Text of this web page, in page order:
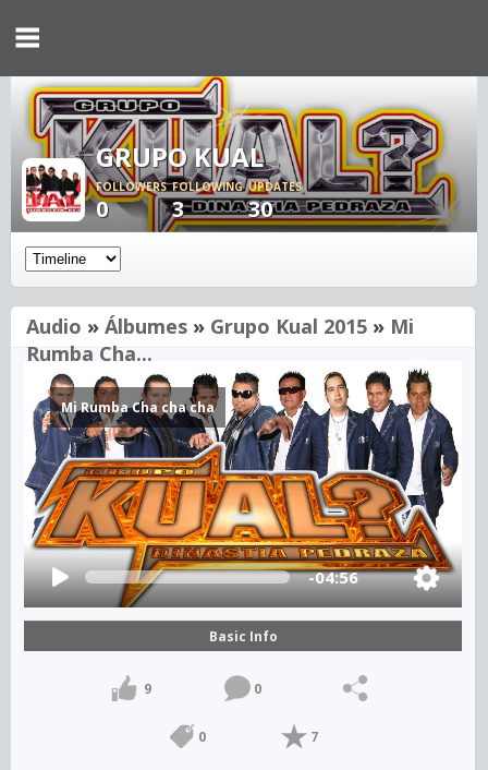
GRUPO KUAL
FOLLOWERS
0
FOLLOWING
3
UPDATES
30
Audio » Álbumes » Grupo Kual 2015 » Mi
Rumba Cha...
Mi Rumba Cha cha cha
-04:56
Basic Info
9 0
0 7